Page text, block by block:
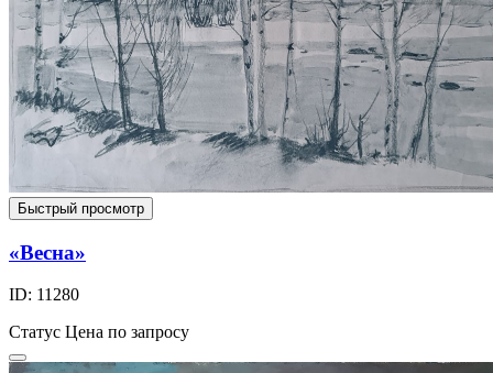
Быстрый просмотр
«Весна»
ID: 11280
Статус Цена по запросу